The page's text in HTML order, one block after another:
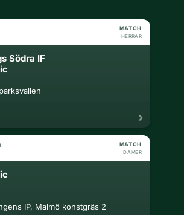
MATCH
HERRAR
Södra IF
MATCH
DAMER
IP, Malmö konstgräs 2